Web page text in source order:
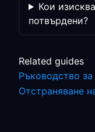
Кои
потвърдени?
Related guides
Ръководство
Отстраняване